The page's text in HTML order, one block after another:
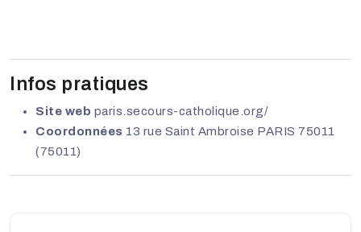
Infos pratiques
Site web paris.secours-catholique.org/
Coordonnées 13 rue Saint Ambroise PARIS 75011
(75011)